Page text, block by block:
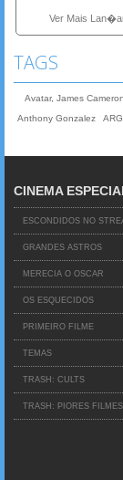
Ver Mais
TAGS
Avatar, James Cameron
Anthony Gonzalez
CINEMA
ESCONDIDOS NO
GRANDES ASTROS
MERECIA O OSCAR
OS ESQUECIDOS
PRIMEIRO FILME
TEMAS
TRASH: CULTS
TRASH: PIORES FILMES